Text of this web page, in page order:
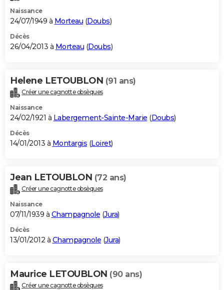
Naissance
24/07/1949 à Morteau (Doubs)
Décès
26/04/2013 à Morteau (Doubs)
Helene LETOUBLON (91 ans)
Créer une cagnotte obsèques
Naissance
24/02/1921 à Labergement-Sainte-Marie (Doubs)
Décès
14/01/2013 à Montargis (Loiret)
Jean LETOUBLON (72 ans)
Créer une cagnotte obsèques
Naissance
07/11/1939 à Champagnole (Jura)
Décès
13/01/2012 à Champagnole (Jura)
Maurice LETOUBLON (90 ans)
Créer une cagnotte obsèques